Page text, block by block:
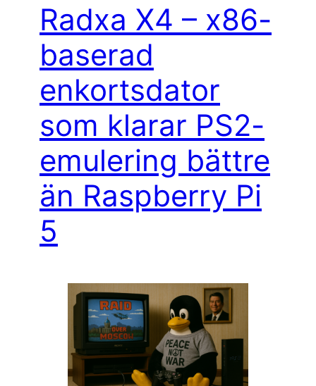
Radxa X4 – x86-
baserad
enkortsdator
som klarar PS2-
emulering bättre
än Raspberry Pi
5